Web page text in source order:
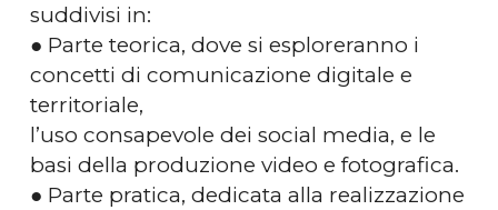
suddivisi in:
● Parte teorica, dove si esploreranno i
concetti di comunicazione digitale e
territoriale,
l’uso consapevole dei social media, e le
basi della produzione video e fotografica.
● Parte pratica, dedicata alla realizzazione